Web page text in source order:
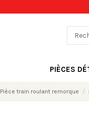
PIÈCES
Pièce train roulant remorque